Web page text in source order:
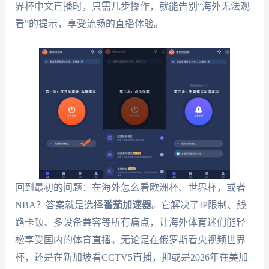
界杯中文直播时，只需几步操作，就能告别“海外无法观
看”的提示，享受流畅的直播体验。
回到最初的问题：在海外怎么看欧洲杯、世界杯，或者
NBA？答案就是选择番茄加速器。它解决了IP限制、线
路卡顿、多设备兼容等所有痛点，让海外体育迷们能轻
松享受国内的体育直播。无论是在俄罗斯看央视频世界
杯，还是在新加坡看CCTV5直播，抑或是2026年在美加